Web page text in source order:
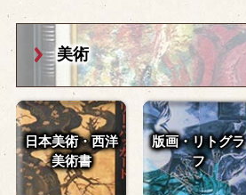
美術
日本美術・西洋
美術書
版画・リトグラ
フ